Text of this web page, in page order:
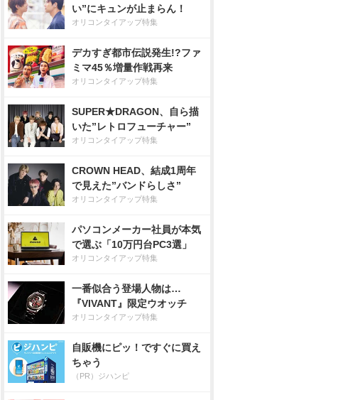
い”にキュンが止まらん！
オリコンタイアップ特集
デカすぎ都市伝説発生!?ファ
ミマ45％増量作戦再来
オリコンタイアップ特集
SUPER★DRAGON、自ら描
いた”レトロフューチャー”
オリコンタイアップ特集
CROWN HEAD、結成1周年
で見えた”バンドらしさ”
オリコンタイアップ特集
パソコンメーカー社員が本気
で選ぶ「10万円台PC3選」
オリコンタイアップ特集
一番似合う登場人物は…
『VIVANT』限定ウオッチ
オリコンタイアップ特集
自販機にピッ！ですぐに買え
ちゃう
（PR）ジハンピ